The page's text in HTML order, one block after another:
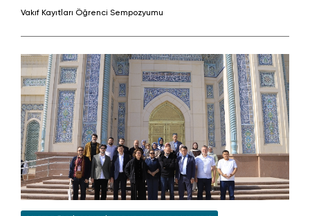
Vakıf Kayıtları Öğrenci Sempozyumu